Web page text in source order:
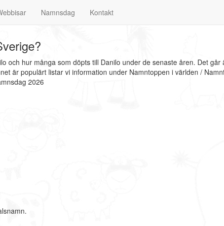
Namnsdag Kontakt
och hur många som döpts till Danilo under de senaste åren. Det går
är populärt listar vi information under Namntoppen i världen /
2026